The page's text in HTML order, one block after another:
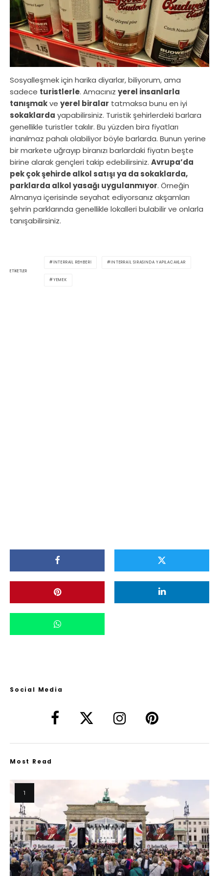
Sosyalleşmek için harika diyarlar, biliyorum, ama
sadece turistlerle. Amacınız yerel insanlarla
tanışmakve yerel biralar tatmaksa bunu en iyi
sokaklarda yapabilirsiniz. Turistik şehirlerdeki barlara
genellikle turistler takılır. Bu yüzden bira fiyatları
inanılmaz pahalı olabiliyor böyle barlarda. Bunun yerine
bir markete uğrayıp biranızı barlardaki fiyatın beşte
birine alarak gençleri takip edebilirsiniz. Avrupa’da
pek çok şehirde alkol satışı ya da sokaklarda,
parklarda alkol yasağı uygulanmıyor. Örneğin
Almanya içerisinde seyahat ediyorsanız akşamları
şehrin parklarında genellikle lokalleri bulabilir ve onlarla
tanışabilirsiniz.
ETIKETLER
INTERRAIL REHBERI INTERRAIL SIRASINDA YAPILACAKLAR
YEMEK
Social Media
Most Read